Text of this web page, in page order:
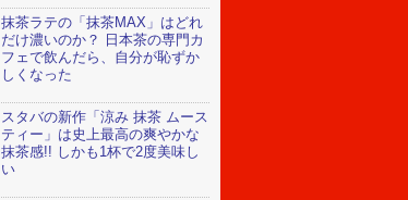
抹茶ラテの「抹茶MAX」はどれ
だけ濃いのか？ 日本茶の専門カ
フェで飲んだら、自分が恥ずか
しくなった
スタバの新作「涼み 抹茶 ムース
ティー」は史上最高の爽やかな
抹茶感!! しかも1杯で2度美味し
い